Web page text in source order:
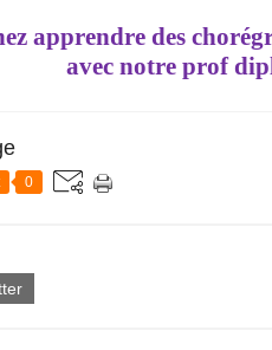
apprendre des
avec notre prof
0